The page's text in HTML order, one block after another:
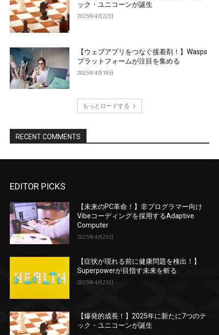
ック・ユニコーンが誕生
2025年4月22日
【ウェブアプリをつなぐ接着剤！】Wasps
プラットフォームが注目を集める
2025年4月18日
もっとロードする
RECENT COMMENTS
EDITOR PICKS
【未来のPC革命！】非プログラマー向け
Vibeコーディングを採用するAdaptive
Computer
2025年4月23日
【症状が現れる前に健康問題を検出！】
Superpowerが目指す未来を斬る
2025年4月23日
【爆発的成長！】2025年に新たに7つのテ
ック・ユニコーンが誕生